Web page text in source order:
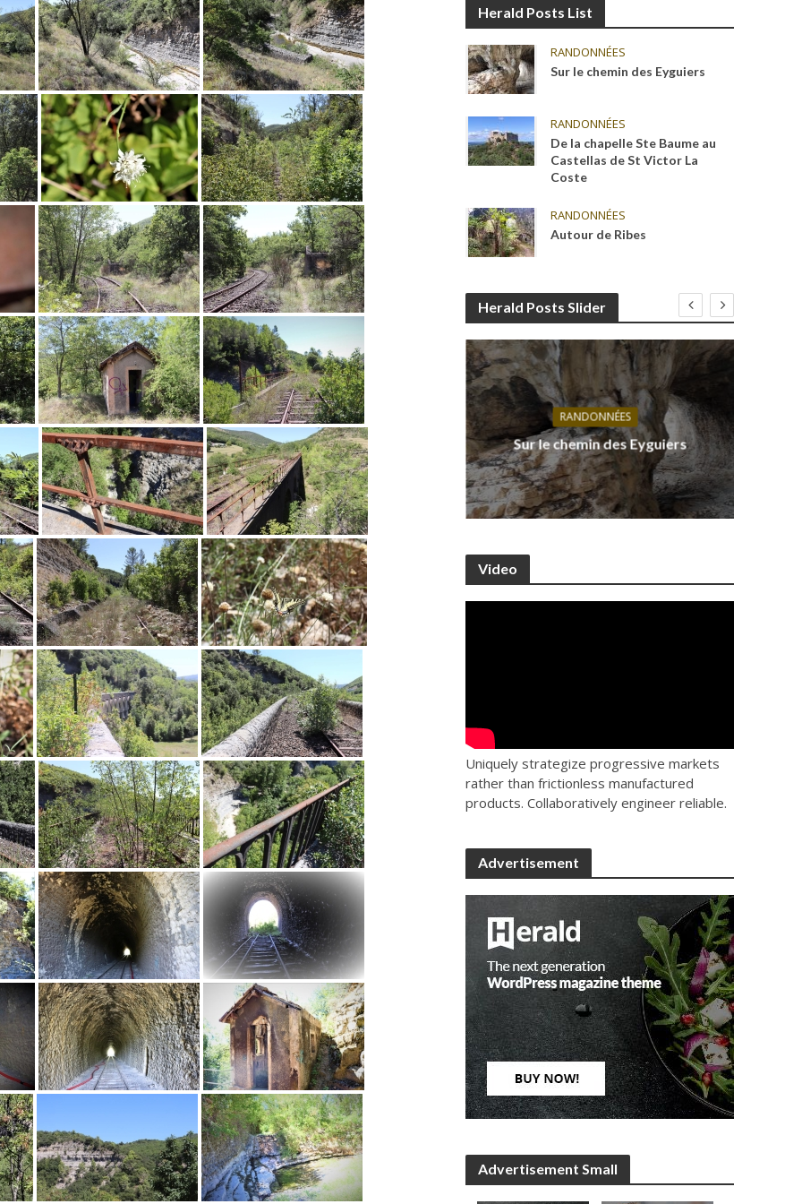
Herald Posts List
RANDONNÉES
Sur le chemin des Eyguiers
RANDONNÉES
De la chapelle Ste Baume au
Castellas de St Victor La
Coste
RANDONNÉES
Autour de Ribes
Herald Posts Slider
Luzet
RANDONNÉES
Bollène, ses lacs et ses carrières, ses
anciennes usines
RANDONNÉES
Sur le chemin des Eyguiers
Video
Uniquely strategize progressive markets
rather than frictionless manufactured
products. Collaboratively engineer reliable.
Advertisement
Advertisement Small